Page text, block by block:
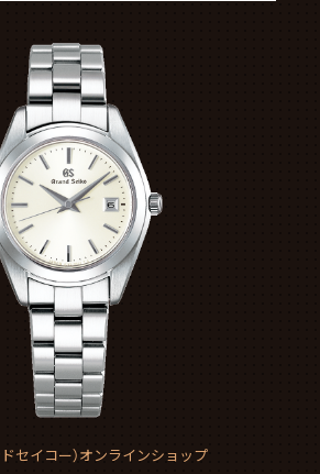
セイコー）オンラインショップ